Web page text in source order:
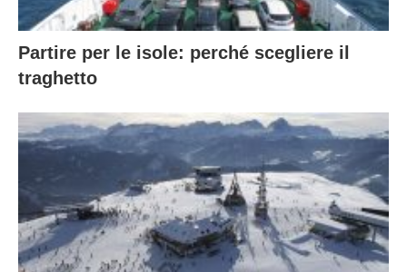
Partire per le isole: perché scegliere il
traghetto